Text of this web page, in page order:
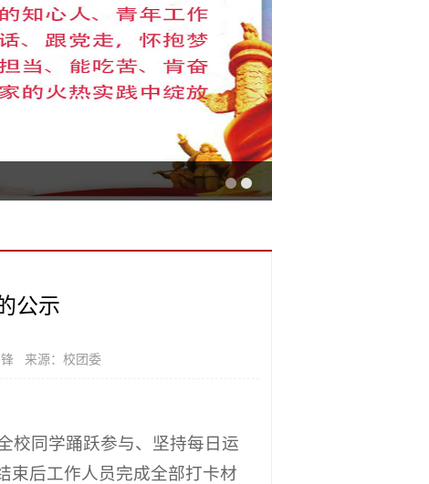
公示
来源：校团委
校同学踊跃参与、坚持每日运
束后工作人员完成全部打卡材